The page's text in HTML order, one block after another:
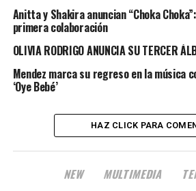
Anitta y Shakira anuncian “Choka
primera colaboración
OLIVIA RODRIGO ANUNCIA SU TERCER
Mendez marca su regreso en la música
‘Oye Bebé’
HAZ CLICK PARA
NEW MULTIMEDIA